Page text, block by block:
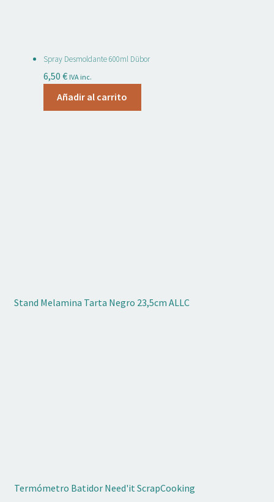
Spray Desmoldante 600ml Dübor
6,50 € IVA inc.
Añadir al carrito
Stand Melamina Tarta Negro 23,5cm ALLC
Termómetro Batidor Need'it ScrapCooking